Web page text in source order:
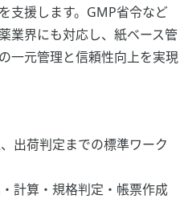
支援します。GMP省令など
業界にも対応し、紙ベース管
一元管理と信頼性向上を実現
出荷判定までの標準ワーク
計算・規格判定・帳票作成